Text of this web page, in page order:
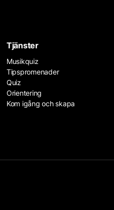
Tjänster
Musikquiz
Tipspromenader
Quiz
Orientering
Kom igång och skapa